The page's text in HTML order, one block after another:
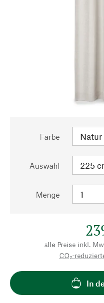
Farbe
Auswahl
Menge
alle Preise inkl.
CO₂-
In